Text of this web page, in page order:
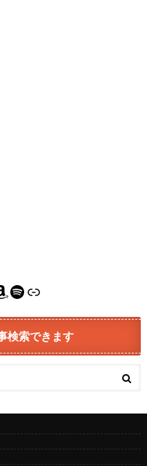
Spotify
リンク
検索できます